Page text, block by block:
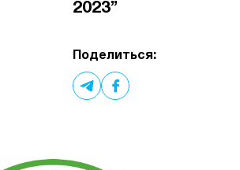
2023”
Поделиться: